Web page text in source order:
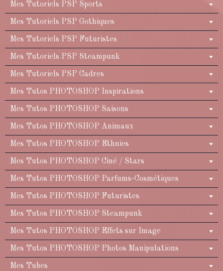
Mes Tutoriels PSP Sports
Mes Tutoriels PSP Gothiques
Mes Tutoriels PSP Futuristes
Mes Tutoriels PSP Steampunk
Mes Tutoriels PSP Cadres
Mes Tutos PHOTOSHOP Inspirations
Mes Tutos PHOTOSHOP Saisons
Mes Tutos PHOTOSHOP Animaux
Mes Tutos PHOTOSHOP Ethnies
Mes Tutos PHOTOSHOP Ciné / Stars
Mes Tutos PHOTOSHOP Parfums-Cosmétiques
Mes Tutos PHOTOSHOP Futuristes
Mes Tutos PHOTOSHOP Steampunk
Mes Tutos PHOTOSHOP Effets sur Image
Mes Tutos PHOTOSHOP Photos Manipulations
Mes Tubes